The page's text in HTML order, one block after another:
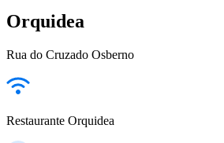
Orquidea
Rua do Cruzado Osberno
Restaurante Orquidea